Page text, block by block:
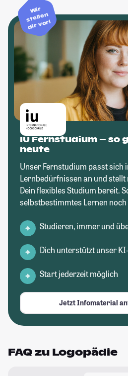
Wir
stellen
dir vor!
IU Fernstudium – so
heute
Unser Fernstudium passt sich
Lernbedürfnissen an und stellt
Dein flexibles Studium bereit.
selbstbestimmtes Lernen noch
Studieren, immer und
Dich unterstützt unser
Start jederzeit möglich
Jetzt Infomaterial
FAQ zu Logopädie